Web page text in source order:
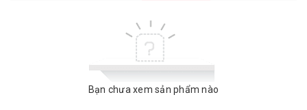
Bạn chưa xem sản phẩm nào